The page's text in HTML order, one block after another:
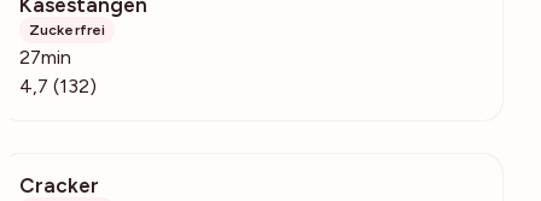
Käsestangen
Zuckerfrei
27min
4,7 (132)
Cracker